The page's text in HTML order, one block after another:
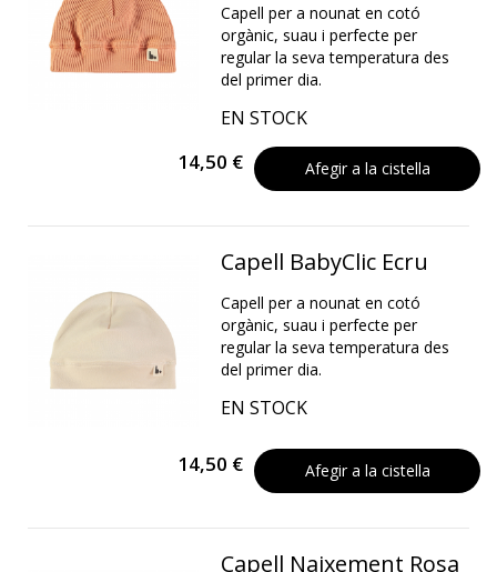
Capell per a nounat en cotó
orgànic, suau i perfecte per
regular la seva temperatura des
del primer dia.
EN STOCK
14,50 € Afegir a la cistella
Capell BabyClic Ecru
Capell per a nounat en cotó
orgànic, suau i perfecte per
regular la seva temperatura des
del primer dia.
EN STOCK
14,50 € Afegir a la cistella
Capell Naixement Rosa